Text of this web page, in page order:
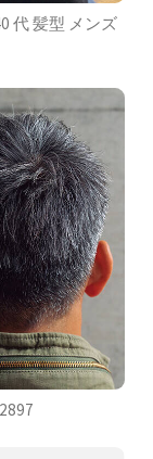
代 髪型 メンズ